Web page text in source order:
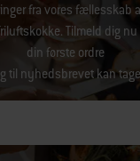
fra vores fællesskab
Tilmeld dig nu
din første ordre
til nyhedsbrevet kan